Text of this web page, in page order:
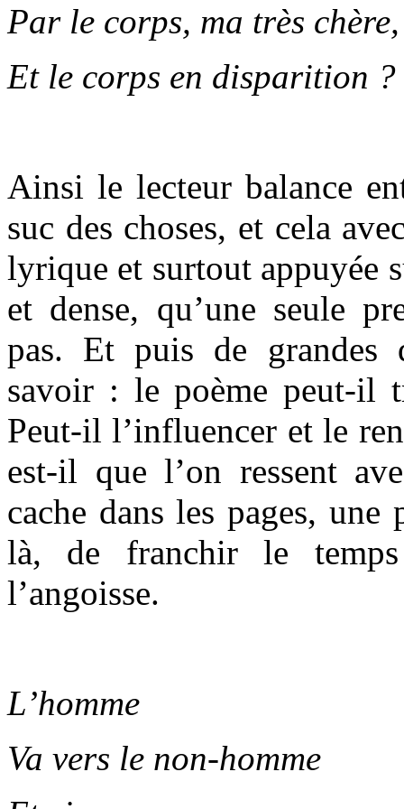
Par le corps, ma très chère,
Et le corps en disparition ?
Ainsi le lecteur balance
suc des choses, et cela
lyrique et surtout appuyée
et dense, qu’une seule
pas. Et puis de grandes
savoir : le poème peut-il
Peut-il l’influencer et le
est-il que l’on ressent
cache dans les pages, une
là, de franchir le
l’angoisse.
L’homme
Va vers le non-homme